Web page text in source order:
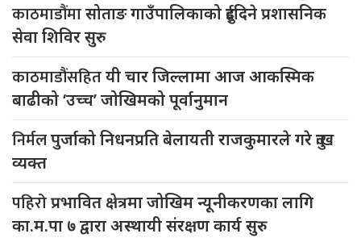
काठमाडौंमासोताङ गाउँपालिकाको दुईदिने प्रशासनिक
सेवा शिविर सुरु
काठमाडौंसहितयी चार जिल्लामा आज आकस्मिक
बाढीको ‘उच्च’ जोखिमको पूर्वानुमान
निर्मलपुर्जाको निधनप्रति बेलायती राजकुमारले गरे दुःख
व्यक्त
पहिरोप्रभावित क्षेत्रमा जोखिम न्यूनीकरणका लागि
का.म.पा ७ द्वारा अस्थायी संरक्षण कार्य सुरु